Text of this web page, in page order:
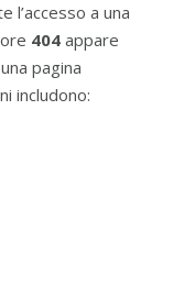
l’accesso a una
404 appare
pagina
includono: